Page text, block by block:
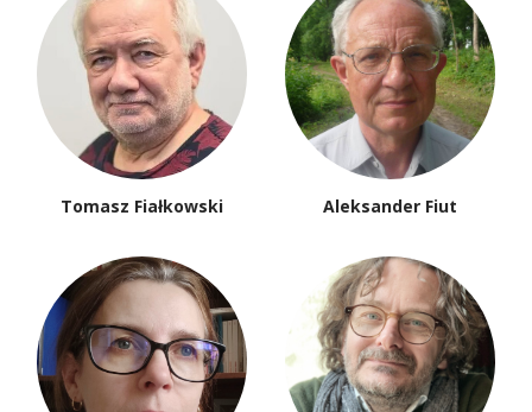
Tomasz Fiałkowski Aleksander Fiut